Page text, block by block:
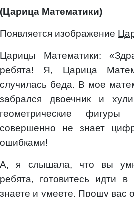
(Царица Математики)
Появляется изображение
Царицы Математики:
ребята! Я, Царица
случилась беда. В мое
забрался двоечник и
геометрические
совершенно не знает
ошибками!
А, я слышала, что вы
ребята, готовитесь идти
знаете и умеете. Прошу вас